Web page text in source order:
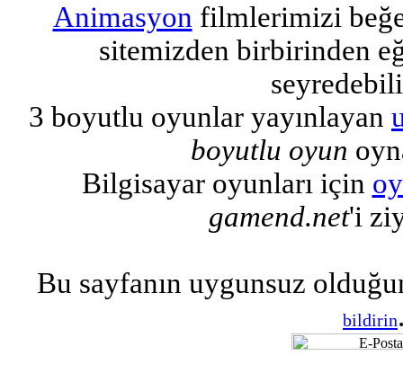
Animasyon filmlerimizi
sitemizden birbirinden
3 boyutlu oyunlar yayınlayan
boyutlu oyun
Bilgisayar oyunları için
gamend.net'i
Bu sayfanın uygunsuz
bildirin